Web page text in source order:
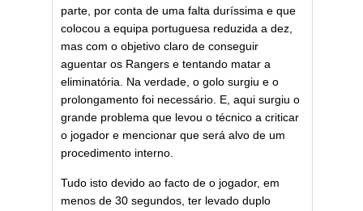
parte, por conta de uma falta duríssima e que
colocou a equipa portuguesa reduzida a dez,
mas com o objetivo claro de conseguir
aguentar os Rangers e tentando matar a
eliminatória. Na verdade, o golo surgiu e o
prolongamento foi necessário. E, aqui surgiu o
grande problema que levou o técnico a criticar
o jogador e mencionar que será alvo de um
procedimento interno.
Tudo isto devido ao facto de o jogador, em
menos de 30 segundos, ter levado duplo